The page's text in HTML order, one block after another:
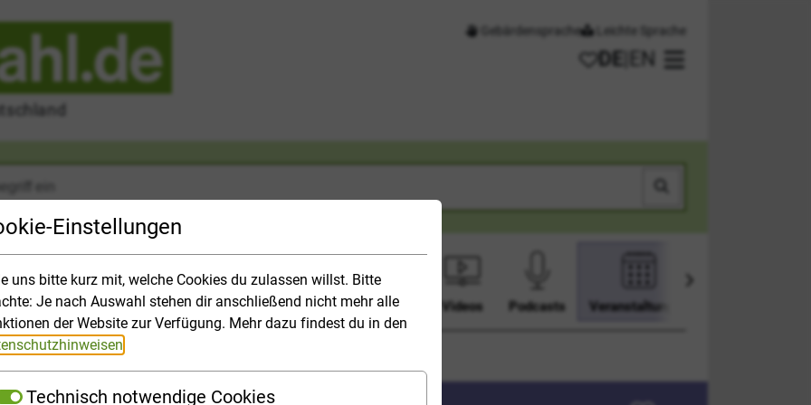
Einstellungen
uns bitte kurz mit, welche Cookies du zulassen willst. Bitte
Je nach Auswahl stehen dir anschließend nicht mehr alle
der Website zur Verfügung. Mehr dazu findest du in den
Technisch notwendige Cookies
Gebärdensprache Leichte Sprache
Meine Favoriten
DE EN
Hochschulpanorama Bewerbung Finanzen Top-Themen Videos Podcasts Veranstaltungen